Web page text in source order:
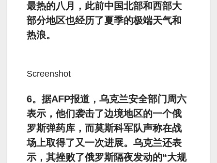
最热的八月，此前中国北部和西部大
部分地区也经历了夏季的极端天气和
热浪。
Screenshot
6。据AFP报道，乌克兰安全部门周六
表示，他们袭击了边境地区的一个俄
罗斯弹药库，而莫斯科军队声称在战
场上取得了又一次进展。乌克兰还表
示，其挫败了俄罗斯隔夜发动的“大规